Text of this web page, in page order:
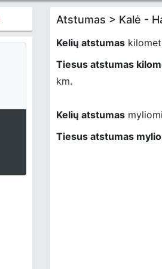
Atstumas > Kalė -
Kelių atstumas
Tiesus atstumas
km.
Kelių atstumas
Tiesus atstumas